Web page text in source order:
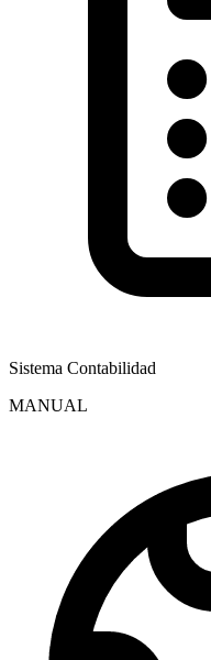
Sistema Contabilidad
MANUAL